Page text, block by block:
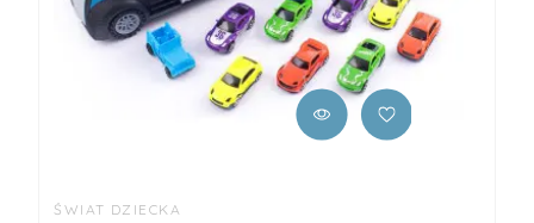
ŚWIAT DZIECKA